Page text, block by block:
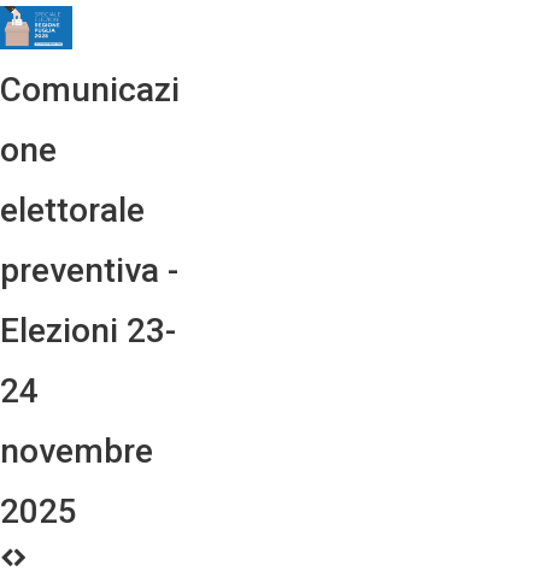
Comunicazi
one
elettorale
preventiva -
Elezioni 23-
24
novembre
2025